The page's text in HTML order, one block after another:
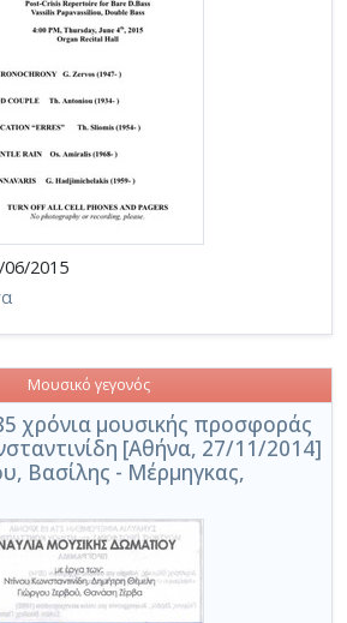
06/2015
χρόνια μουσικής προσφοράς
[Αθήνα, 27/11/2014]
Βασίλης - Μέρμηγκας,
Μουσικό γεγονός